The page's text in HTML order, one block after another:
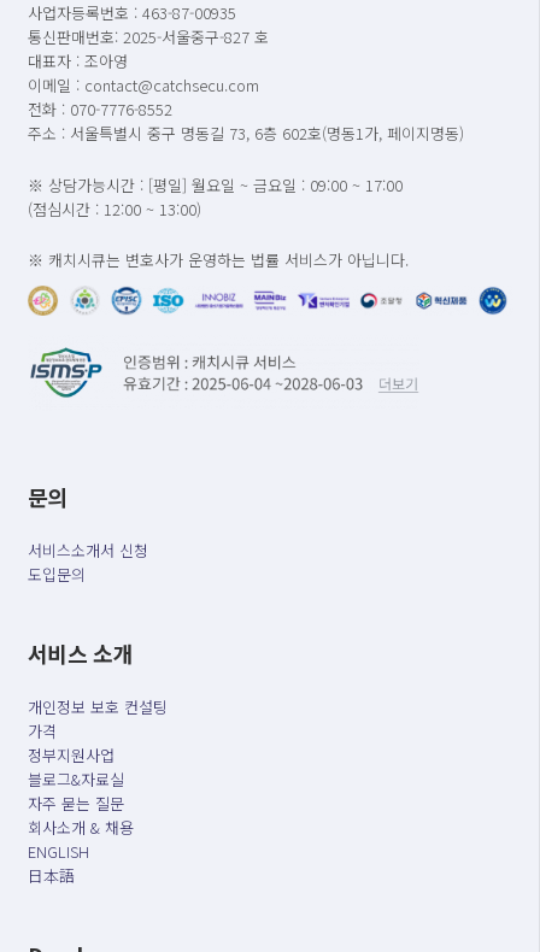
사업자등록번호 : 463-87-00935
통신판매번호: 2025-서울중구-827 호
대표자 : 조아영
이메일 : contact@catchsecu.com
전화 : 070-7776-8552
주소 : 서울특별시 중구 명동길 73, 6층 602호(명동1가, 페이지명동)
※ 상담가능시간 : [평일] 월요일 ~ 금요일 : 09:00 ~ 17:00
(점심시간 : 12:00 ~ 13:00)
※ 캐치시큐는 변호사가 운영하는 법률 서비스가 아닙니다.
문의
서비스소개서 신청
도입문의
서비스 소개
개인정보 보호 컨설팅
가격
정부지원사업
블로그&자료실
자주 묻는 질문
회사소개 & 채용
ENGLISH
日本語